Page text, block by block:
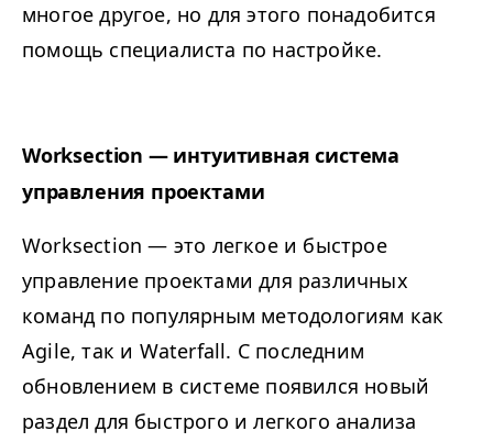
многое другое, но для этого понадобится
помощь специалиста по настройке.
Worksection — интуитивная система
управления проектами
Worksection — это легкое и быстрое
управление проектами для различных
команд по популярным методологиям как
Agile, так и Waterfall. С последним
обновлением в системе появился новый
раздел для быстрого и легкого анализа